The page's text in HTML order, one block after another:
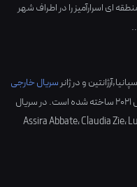
ای اسرارآمیز را در اطراف شهر
و در ژانرسریال خارجی
2021ساخته شده است. در سریال
Assira Abbate،Claudia Zie،